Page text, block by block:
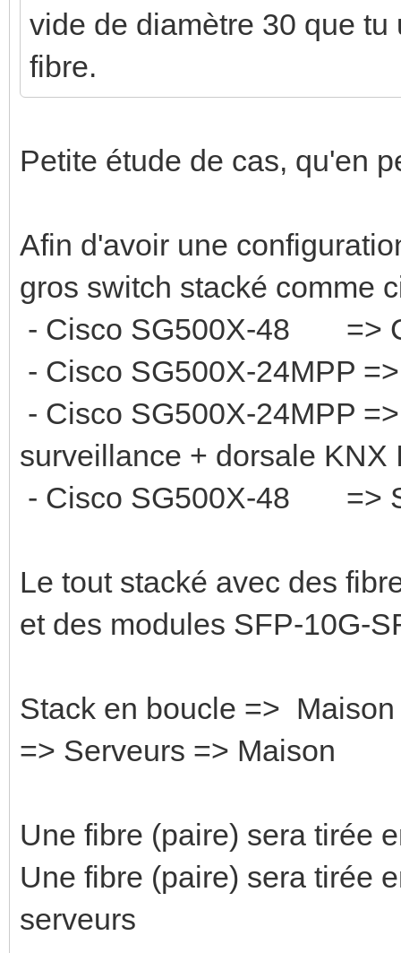
vide de diamètre 30 que
fibre.
Petite étude de cas, qu'en
Afin d'avoir une
gros switch stacké comme
- Cisco SG500X-48 =>
- Cisco SG500X-24MPP
- Cisco SG500X-24MPP
surveillance + dorsale KNX
- Cisco SG500X-48 =>
Le tout stacké avec des
et des modules SFP-10G-
Stack en boucle =>
=> Serveurs => Maison
Une fibre (paire) sera tirée
Une fibre (paire) sera tirée
serveurs